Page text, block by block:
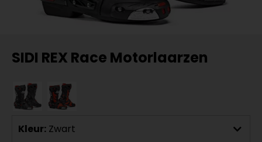
SIDI REX Race Motorlaarzen
Kleur: Zwart